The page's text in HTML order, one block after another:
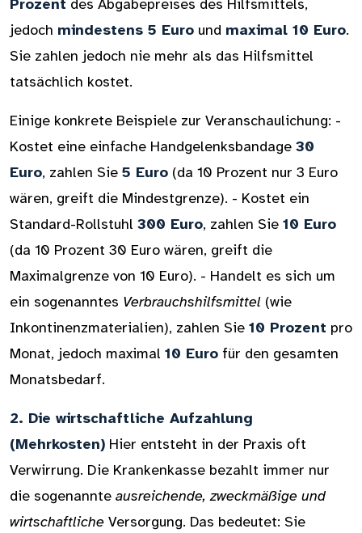
Prozent des Abgabepreises des Hilfsmittels,
jedoch mindestens 5 Euro und maximal 10 Euro.
Sie zahlen jedoch nie mehr als das Hilfsmittel
tatsächlich kostet.
Einige konkrete Beispiele zur Veranschaulichung: -
Kostet eine einfache Handgelenksbandage 30
Euro, zahlen Sie 5 Euro (da 10 Prozent nur 3 Euro
wären, greift die Mindestgrenze). - Kostet ein
Standard-Rollstuhl 300 Euro, zahlen Sie 10 Euro
(da 10 Prozent 30 Euro wären, greift die
Maximalgrenze von 10 Euro). - Handelt es sich um
ein sogenanntes Verbrauchshilfsmittel (wie
Inkontinenzmaterialien), zahlen Sie 10 Prozent pro
Monat, jedoch maximal 10 Euro für den gesamten
Monatsbedarf.
2. Die wirtschaftliche Aufzahlung
(Mehrkosten) Hier entsteht in der Praxis oft
Verwirrung. Die Krankenkasse bezahlt immer nur
die sogenannte ausreichende, zweckmäßige und
wirtschaftliche Versorgung. Das bedeutet: Sie